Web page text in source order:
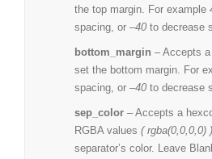
the top margin. For example
spacing, or –40 to decrease
bottom_margin – Accepts
set the bottom margin. For
spacing, or –40 to decrease
sep_color – Accepts a
RGBA values( rgba(0,0,0,0) )
separator’s color. Leave